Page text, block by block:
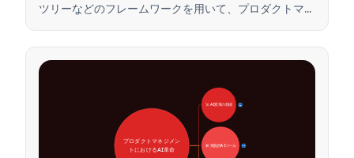
ツリーなどのフレームワークを用いて、プロダクトマネ
します。
🚀 AI変革の領域 28
🛠️ 実践的AIツール 31
プロダクトマネジメン
トにおけるAI革命